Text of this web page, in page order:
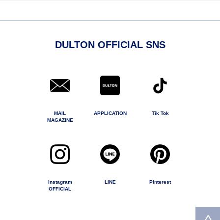
DULTON OFFICIAL SNS
MAIL
MAGAZINE
APPLICATION Tik Tok
Instagram
OFFICIAL
LINE Pinterest